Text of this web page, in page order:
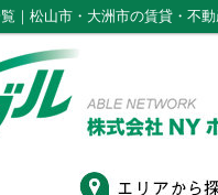
｜松山市・大洲市の賃貸・不